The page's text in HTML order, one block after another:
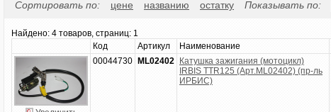
Сортировать по: цене названию остатку Показывать по:
Найдено: 4 товаров, страниц: 1
Код
Артикул Наименование
00044730 ML02402
Катушка зажигания (мотоцикл)
IRBIS TTR125 (Арт.ML02402) (пр-ль
ИРБИС)